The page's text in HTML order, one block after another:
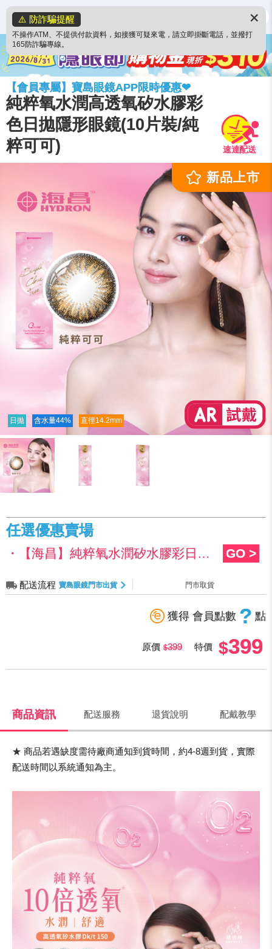
⚠️ 防詐騙提醒
不操作ATM、不提供付款資料，如接獲可疑來電，請立即掛斷電話，並撥打
165防詐騙專線。
✕
【會員專屬】寶島眼鏡APP限時優惠❤
純粹氧水潤高透氧矽水膠彩
色日拋隱形眼鏡(10片裝/純
粹可可)
日拋 含水量44% 直徑14.2mm
任選優惠賣場
・【海昌】純粹氧水潤矽水膠彩日2盒599元+99元多1盒 GO >
配送流程 寶島眼鏡門市出貨 門市取貨
獲得 會員點數 ? 點
原價 399 特價 399
商品資訊 配送服務 退貨說明 配戴教學
★ 商品若遇缺度需待廠商通知到貨時間，約4-8週到貨，實際
配送時間以系統通知為主。